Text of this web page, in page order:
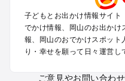
岡山の定番お出かけスポ
岡山の遊園地
岡山の動物園
子どもとお出かけ情報サイト
でかけ情報、岡山のお出かけ
報、岡山のおでかけスポット
り・幸せを願って日々運営し
ご意見やお問い合わせ